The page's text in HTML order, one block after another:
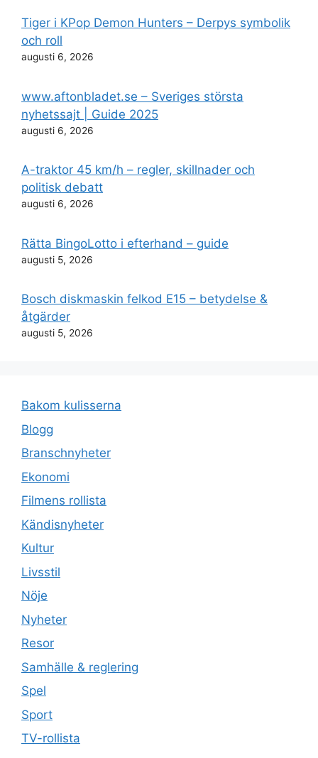
Tiger i KPop Demon Hunters – Derpys symbolik
och roll
augusti 6, 2026
www.aftonbladet.se – Sveriges största
nyhetssajt | Guide 2025
augusti 6, 2026
A-traktor 45 km/h – regler, skillnader och
politisk debatt
augusti 6, 2026
Rätta BingoLotto i efterhand – guide
augusti 5, 2026
Bosch diskmaskin felkod E15 – betydelse &
åtgärder
augusti 5, 2026
Bakom kulisserna
Blogg
Branschnyheter
Ekonomi
Filmens rollista
Kändisnyheter
Kultur
Livsstil
Nöje
Nyheter
Resor
Samhälle & reglering
Spel
Sport
TV-rollista